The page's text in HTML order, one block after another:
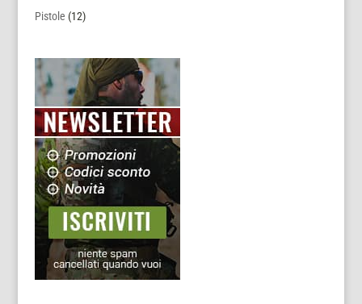
Pistole (12)